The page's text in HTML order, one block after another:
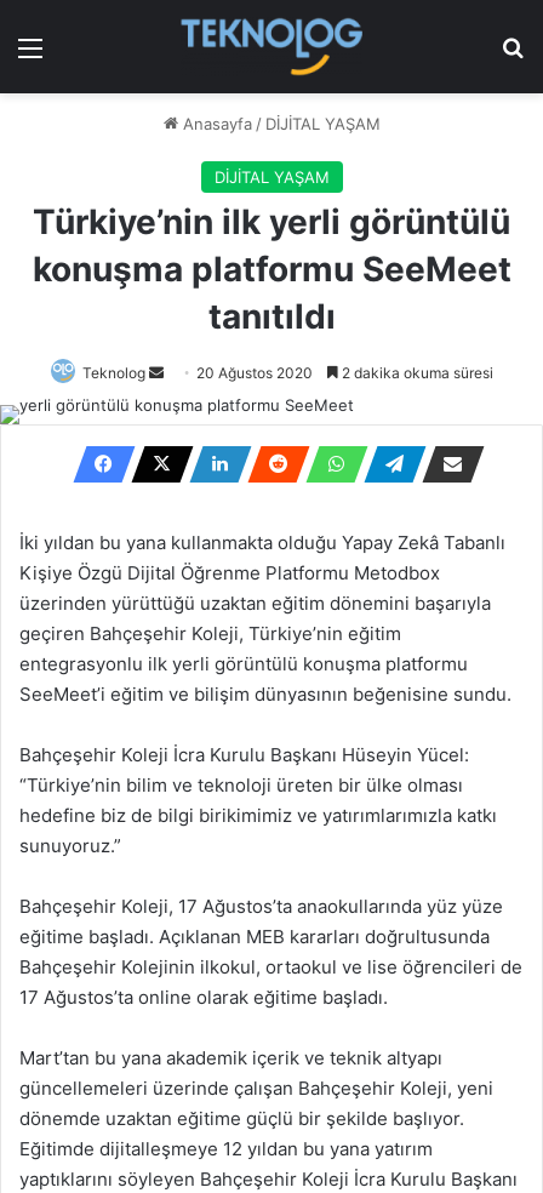
Menü
Anasayfa / DİJİTAL YAŞAM
DİJİTAL YAŞAM
Türkiye’nin ilk yerli görüntülü
konuşma platformu SeeMeet
tanıtıldı
Teknolog
Bir
e-
posta
göndermek
20 Ağustos 2020 2 dakika okuma süresi
İki yıldan bu yana kullanmakta olduğu Yapay Zekâ Tabanlı
Kişiye Özgü Dijital Öğrenme Platformu Metodbox
üzerinden yürüttüğü uzaktan eğitim dönemini başarıyla
geçiren Bahçeşehir Koleji, Türkiye’nin eğitim
entegrasyonlu ilk yerli görüntülü konuşma platformu
SeeMeet’i eğitim ve bilişim dünyasının beğenisine sundu.
Bahçeşehir Koleji İcra Kurulu Başkanı Hüseyin Yücel:
“Türkiye’nin bilim ve teknoloji üreten bir ülke olması
hedefine biz de bilgi birikimimiz ve yatırımlarımızla katkı
sunuyoruz.”
Bahçeşehir Koleji, 17 Ağustos’ta anaokullarında yüz yüze
eğitime başladı. Açıklanan MEB kararları doğrultusunda
Bahçeşehir Kolejinin ilkokul, ortaokul ve lise öğrencileri de
17 Ağustos’ta online olarak eğitime başladı.
Mart’tan bu yana akademik içerik ve teknik altyapı
güncellemeleri üzerinde çalışan Bahçeşehir Koleji, yeni
dönemde uzaktan eğitime güçlü bir şekilde başlıyor.
Eğitimde dijitalleşmeye 12 yıldan bu yana yatırım
yaptıklarını söyleyen Bahçeşehir Koleji İcra Kurulu Başkanı